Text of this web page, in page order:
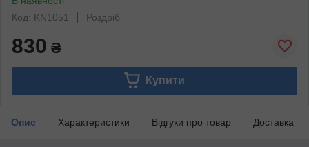
Код: KN1051
Роздріб
830 ₴
Купити
Опис Характеристики Відгуки про товар Доставка